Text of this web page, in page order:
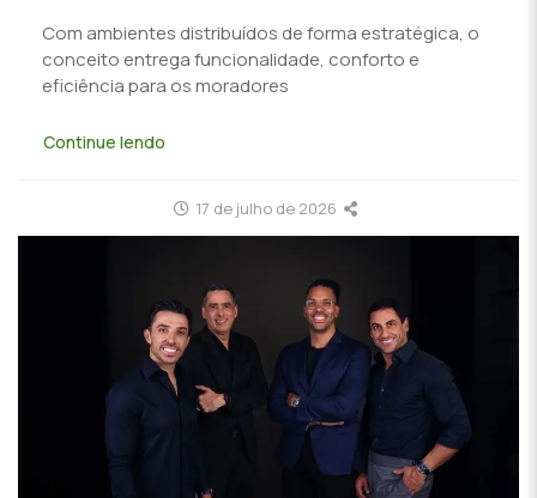
Com ambientes distribuídos de forma estratégica, o
conceito entrega funcionalidade, conforto e
eficiência para os moradores
Continue lendo
17 de julho de 2026